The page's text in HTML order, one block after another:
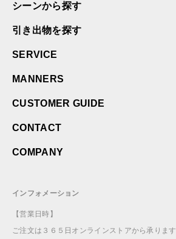
シーンから探す
引き出物を探す
SERVICE
MANNERS
CUSTOMER GUIDE
CONTACT
COMPANY
インフォメーション
【営業日時】
ご注文は３６５日オンラインストアから承ります